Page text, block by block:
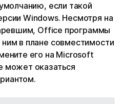
если такой
Windows. Несмотря на
Office программы
в плане совместимости
его на Microsoft
может оказаться